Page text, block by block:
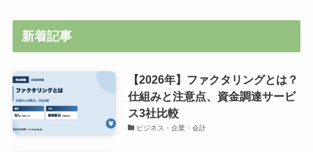
新着記事
【2026年】ファクタリングとは？
仕組みと注意点、資金調達サービ
ス3社比較
ビジネス・企業・会計